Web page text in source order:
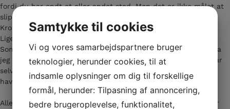
fordi du har ondt et eller andet sted. Men det er ikke målet at
slippe smerten – men at finde ind til dig.
Kroppen giver kun slip på det, du er klar til at give slip på.
Ligesom du kun kommer igennem det, du kan klare.
Sommetider tænker jeg på, hvad i alverden, jeg tænkte på, da
jeg skrev under på det papir, inden jeg kom på jorden. Jeg har
selvfølgelig klaret det. Meeen alligevel. Mindre kunne vel godt
have gjort det.
Alle vores oplevelser bliver husket af bindevævet. Alle følelser
Samtykke til cookies
Vi og vores samarbejdspartnere bruger
teknologier, herunder cookies, til at
indsamle oplysninger om dig til forskellige
formål, herunder: Tilpasning af annoncering,
bedre brugeroplevelse, funktionalitet,